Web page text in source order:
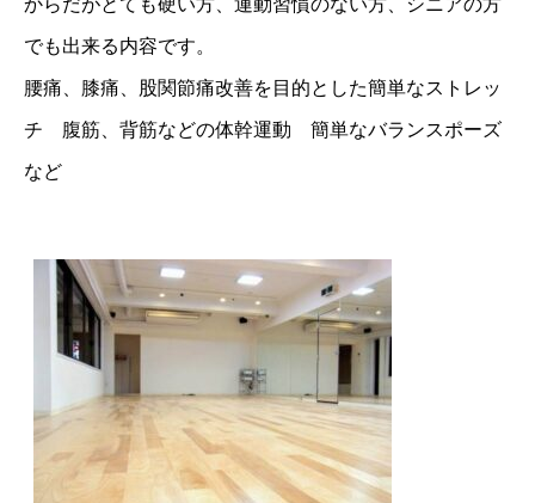
でも出来る内容です。
腰痛、膝痛、股関節痛改善を目的とした簡単なストレッ
チ 腹筋、背筋などの体幹運動 簡単なバランスポーズ
など